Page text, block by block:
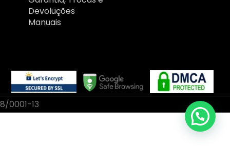
Devoluções
Manuais
0001-13